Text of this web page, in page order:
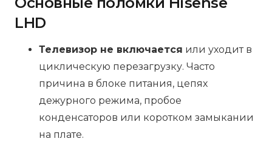
LHD
Телевизор не включается или уходит в
циклическую перезагрузку. Часто
причина в блоке питания, цепях
дежурного режима, пробое
конденсаторов или коротком замыкании
на плате.